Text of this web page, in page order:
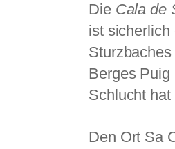
Die Cala de
ist sicherlich
Berges Puig
Schlucht
Den Ort Sa